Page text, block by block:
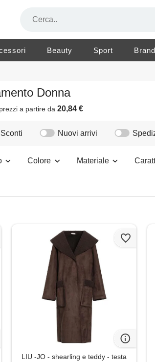
Beauty Sport Brand
Donna
a partire da20,84 €
Sconti Nuovi arrivi
Colore Materiale
LIU -JO - shearling e teddy - testa